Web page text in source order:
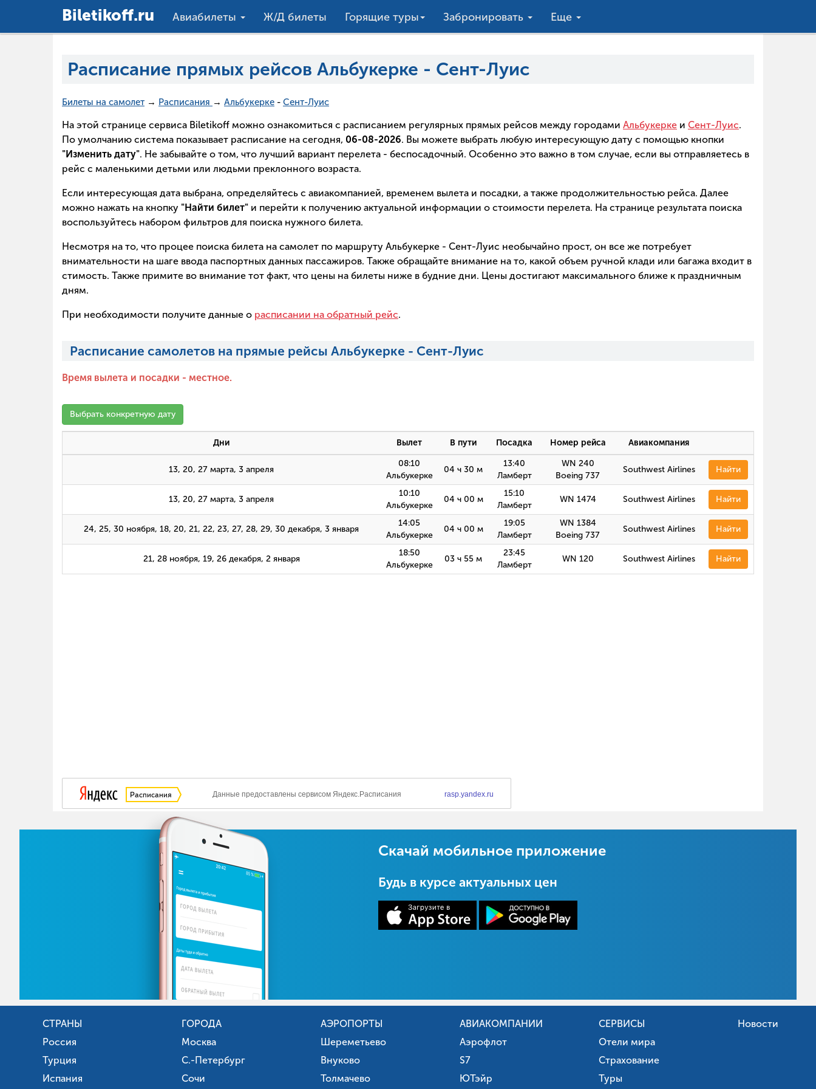
Вiletikoff.ru Авиабилеты Ж/Д билеты Горящие туры Забронировать Еще
Расписание прямых рейсов Альбукерке - Сент-Луис
Билеты на самолет → Расписания → Альбукерке - Сент-Луис
На этой странице сервиса Biletikoff можно ознакомиться с расписанием регулярных прямых рейсов между городами Альбукерке и Сент-Луис.
По умолчанию система показывает расписание на сегодня, 06-08-2026. Вы можете выбрать любую интересующую дату с помощью кнопки
"Изменить дату". Не забывайте о том, что лучший вариант перелета - беспосадочный. Особенно это важно в том случае, если вы отправляетесь в
рейс с маленькими детьми или людьми преклонного возраста.
Если интересующая дата выбрана, определяйтесь с авиакомпанией, временем вылета и посадки, а также продолжительностью рейса. Далее
можно нажать на кнопку "Найти билет" и перейти к получению актуальной информации о стоимости перелета. На странице результата поиска
воспользуйтесь набором фильтров для поиска нужного билета.
Несмотря на то, что процее поиска билета на самолет по маршруту Альбукерке - Сент-Луис необычайно прост, он все же потребует
внимательности на шаге ввода паспортных данных пассажиров. Также обращайте внимание на то, какой объем ручной клади или багажа входит в
стимость. Также примите во внимание тот факт, что цены на билеты ниже в будние дни. Цены достигают максимального ближе к праздничным
дням.
При необходимости получите данные о расписании на обратный рейс.
Расписание самолетов на прямые рейсы Альбукерке - Сент-Луис
Время вылета и посадки - местное.
Выбрать конкретную дату
Дни Вылет В пути Посадка Номер рейса Авиакомпания
13, 20, 27 марта, 3 апреля
08:10
Альбукерке
04 ч 30 м
13:40
Ламберт
WN 240
Boeing 737
Southwest Airlines Найти
13, 20, 27 марта, 3 апреля
10:10
Альбукерке
04 ч 00 м
15:10
Ламберт
WN 1474 Southwest Airlines Найти
24, 25, 30 ноября, 18, 20, 21, 22, 23, 27, 28, 29, 30 декабря, 3 января
14:05
Альбукерке
04 ч 00 м
19:05
Ламберт
WN 1384
Boeing 737
Southwest Airlines Найти
21, 28 ноября, 19, 26 декабря, 2 января
18:50
Альбукерке
03 ч 55 м
23:45
Ламберт
WN 120 Southwest Airlines Найти
Скачай мобильное приложение
Будь в курсе актуальных цен
СТРАНЫ
Россия
Турция
Испания
ГОРОДА
Москва
С.-Петербург
Сочи
АЭРОПОРТЫ
Шереметьево
Внуково
Толмачево
АВИАКОМПАНИИ
Аэрофлот
S7
ЮТэйр
СЕРВИСЫ
Отели мира
Страхование
Туры
Новости